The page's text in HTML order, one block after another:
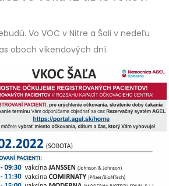
Vo VOC v Nitre a Šali v nedeľu
oboch víkendových dní.